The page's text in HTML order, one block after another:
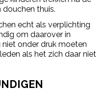
douchen thuis.
echt als verplichting
om daarover in
niet onder druk moeten
als het zich daar niet